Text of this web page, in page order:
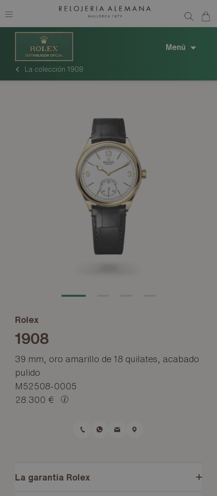
Menú
La colección 1908
Rolex
1908
39 mm, oro amarillo de 18 quilates, acabado
pulido
M52508-0005
28.300 €
La garantía Rolex